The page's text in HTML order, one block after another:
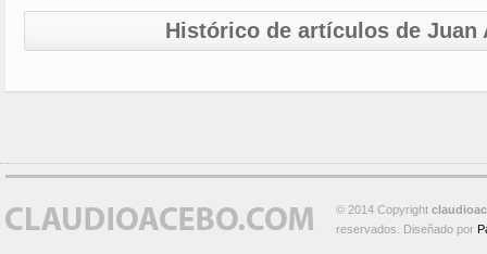
Histórico de artículos de Juan
© 2014 Copyright
reservados. Diseñado por